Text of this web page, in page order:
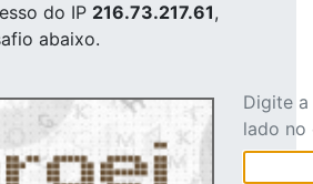
do IP 216.73.217.61,
abaixo.
Digite
lado no